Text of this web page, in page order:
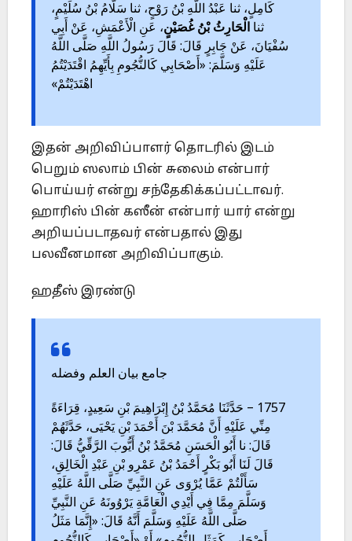
كَامِلٍ، ثنا عَبْدُ اللَّهِ بْنُ رَوْحٍ، ثنا سَلَّامُ بْنُ سُلَيْمٍ،
ثنا الْحَارِثُ بْنُ غُصَيْنٍ، عَنِ الْأَعْمَشِ، عَنْ أَبِي
سُفْيَانَ، عَنْ جَابِرٍ قَالَ: قَالَ رَسُولُ اللَّهِ صَلَّى اللَّهُ
عَلَيْهِ وَسَلَّمَ: «أَصْحَابِي كَالنُّجُومِ بِأَيِّهِمُ اقْتَدَيْتُمُ
اهْتَدَيْتُمْ»
இதன் அறிவிப்பாளர் தொடரில் இடம்
பெறும் ஸலாம் பின் சுலைம் என்பார்
பொய்யர் என்று சந்தேகிக்கப்பட்டாவர்.
ஹாரிஸ் பின் கஸீன் என்பார் யார் என்று
அறியப்படாதவர் என்பதால் இது
பலவீனமான அறிவிப்பாகும்.
ஹதீஸ் இரண்டு
جامع بيان العلم وفضله
1757 – حَدَّثَنَا مُحَمَّدُ بْنُ إِبْرَاهِيمَ بْنِ سَعِيدٍ، قِرَاءَةً
مِنِّي عَلَيْهِ أَنَّ مُحَمَّدَ بْنَ أَحْمَدَ بْنِ يَحْيَى، حَدَّثَهُمْ
قَالَ: نا أَبُو الْحَسَنِ مُحَمَّدُ بْنُ أَيُّوبَ الرَّقِّيُّ قَالَ:
قَالَ لَنَا أَبُو بَكْرٍ أَحْمَدُ بْنُ عَمْرِو بْنِ عَبْدِ الْخَالِقِ،
سَأَلْتُمْ عَمَّا يُرْوَى عَنِ النَّبِيِّ صَلَّى اللَّهُ عَلَيْهِ
وَسَلَّمَ مِمَّا فِي أَيْدِي الْعَامَّةِ يَرْوُونَهُ عَنِ النَّبِيِّ
صَلَّى اللَّهُ عَلَيْهِ وَسَلَّمَ أَنَّهُ قَالَ: «إِنَّمَا مَثَلُ